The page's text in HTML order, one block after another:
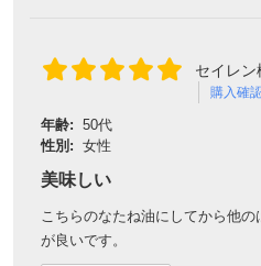
セイレン
購入確
年齢: 50代
性別: 女性
美味しい
こちらのなたね油にしてから他
が良いです。